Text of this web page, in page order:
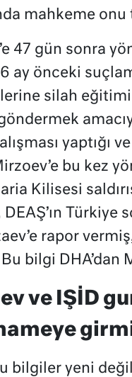
mahkeme onu
47 gün sonra
ay önceki
silah
yaptığı
bu kez
Kilisesi
DEAŞ’ın
rapor
bilgi DHA’dan
ve IŞİD
bilgiler yeni